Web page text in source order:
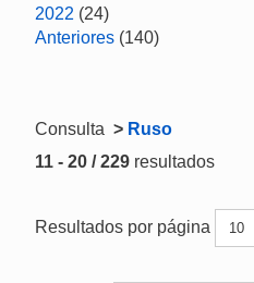
2022 (24)
Anteriores (140)
Consulta > Ruso
11 - 20 / 229 resultados
Resultados por página